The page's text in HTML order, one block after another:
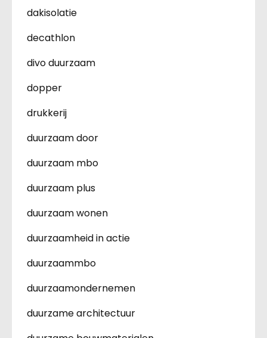
dakisolatie
decathlon
divo duurzaam
dopper
drukkerij
duurzaam door
duurzaam mbo
duurzaam plus
duurzaam wonen
duurzaamheid in actie
duurzaammbo
duurzaamondernemen
duurzame architectuur